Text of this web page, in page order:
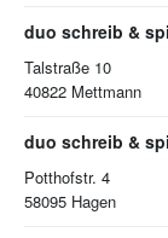
Talstraße 10
40822 Mettmann
duo schreib &
Potthofstr. 4
58095 Hagen